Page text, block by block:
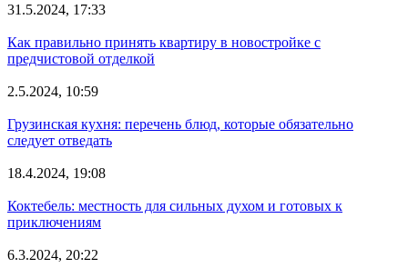
31.5.2024, 17:33
Как правильно принять квартиру в новостройке с
предчистовой отделкой
2.5.2024, 10:59
Грузинская кухня: перечень блюд, которые обязательно
следует отведать
18.4.2024, 19:08
Коктебель: местность для сильных духом и готовых к
приключениям
6.3.2024, 20:22